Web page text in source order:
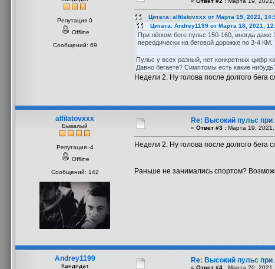
Репутация 0
Offline
Сообщений: 69
Цитата: alfilatovxxx от Марта 19, 2021,
Цитата: Andrey1199 от Марта 18, 2021,
При лёгком беге пульс 150-160, иногда
переодически на беговой дорожке по 3-4 КМ.
Пульс у всех разный, нет конкретных цифр
Давно бегаете? Симптомы есть какие
Недели 2. Ну голова после долгого бега
alfilatovxxx
Бывалый
Репутация -4
Offline
Сообщений: 142
Re: Высокий пульс при
« Ответ #3 : Марта 19,
Недели 2. Ну голова после долгого бега
Раньше не занимались спортом?
Andrey1199
Кандидат
Re: Высокий пульс при
« Ответ #4 : Марта 20,